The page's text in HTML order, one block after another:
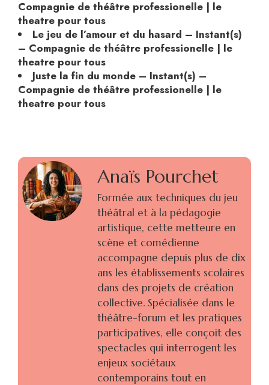
Compagnie de théâtre professionelle | le
theatre pour tous
Le jeu de l’amour et du hasard – Instant(s)
– Compagnie de théâtre professionelle | le
theatre pour tous
Juste la fin du monde – Instant(s) –
Compagnie de théâtre professionelle | le
theatre pour tous
Anaïs Pourchet
Formée aux techniques du jeu
théâtral et à la pédagogie
artistique, cette metteure en
scène et comédienne
accompagne depuis plus de dix
ans les établissements scolaires
dans des projets de création
collective. Spécialisée dans le
théâtre-forum et les pratiques
participatives, elle conçoit des
spectacles qui interrogent les
enjeux sociétaux
contemporains tout en